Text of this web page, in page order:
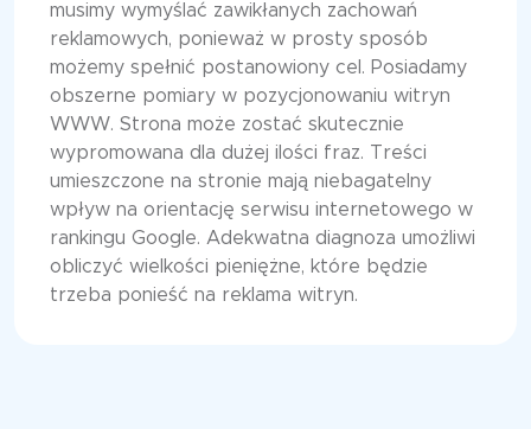
musimy wymyślać zawikłanych zachowań
reklamowych, ponieważ w prosty sposób
możemy spełnić postanowiony cel. Posiadamy
obszerne pomiary w pozycjonowaniu witryn
WWW. Strona może zostać skutecznie
wypromowana dla dużej ilości fraz. Treści
umieszczone na stronie mają niebagatelny
wpływ na orientację serwisu internetowego w
rankingu Google. Adekwatna diagnoza umożliwi
obliczyć wielkości pieniężne, które będzie
trzeba ponieść na reklama witryn.